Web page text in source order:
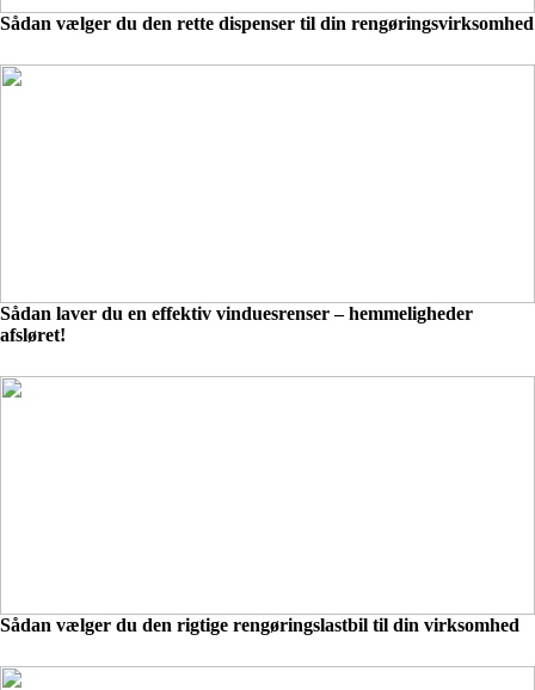
Sådan vælger du den rette dispenser til din rengøringsvirksomhed
Sådan laver du en effektiv vinduesrenser – hemmeligheder
afsløret!
Sådan vælger du den rigtige rengøringslastbil til din virksomhed